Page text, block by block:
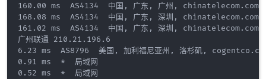
160.00 ms  AS4134  中国, 广东, 广州,
168.08 ms  AS4134  中国, 广东, 深圳,
161.02 ms  AS4134  中国, 广东, 深圳,
广州联通 210.21.196.6
6.23 ms  AS8796  美国, 加利福尼亚州, 洛杉矶,
0.91 ms  *  局域网
0.52 ms  *  局域网